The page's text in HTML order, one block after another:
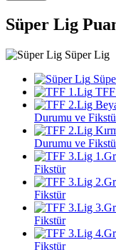
Süper Lig
Süper Lig
Durumu ve
Durumu ve
Fikstür
Fikstür
Fikstür
Fikstür